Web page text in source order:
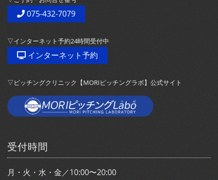
075-432-7079
▽インターネット予約24時間受付中
インターネット予約
▽ピッチングクリニック【MORIピッチングラボ】公式サイト
受付時間
月・火・水・金／10:00〜20:00